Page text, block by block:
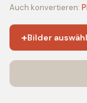
Auch konvertieren:
+Bilder